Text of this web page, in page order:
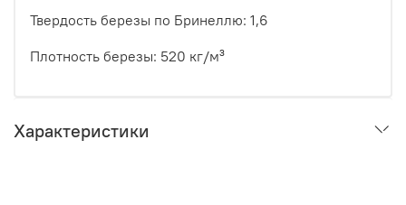
Твердость березы по Бринеллю: 1,6
Плотность березы: 520 кг/м³
Характеристики